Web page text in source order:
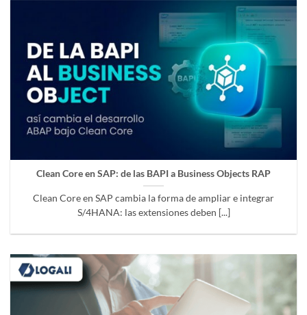
Clean Core en SAP: de las BAPI a Business Objects RAP
Clean Core en SAP cambia la forma de ampliar e integrar
S/4HANA: las extensiones deben [...]